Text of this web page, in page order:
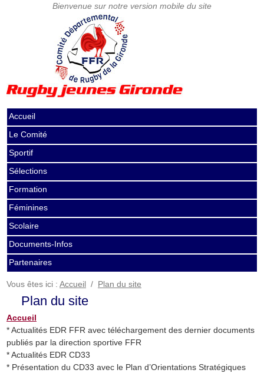
Accueil
Le Comité
Sportif
Sélections
Formation
Féminines
Scolaire
Documents-Infos
Partenaires
Vous êtes ici : Accueil / Plan du site
Plan du site
Accueil
* Actualités EDR FFR avec téléchargement des dernier documents
publiés par la direction sportive FFR
* Actualités EDR CD33
* Présentation du CD33 avec le Plan d’Orientations Stratégiques